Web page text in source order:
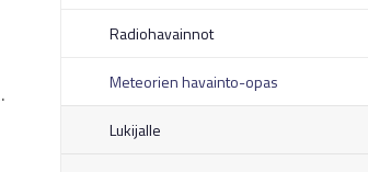
Radiohavainnot
Meteorien havainto-opas
Lukijalle